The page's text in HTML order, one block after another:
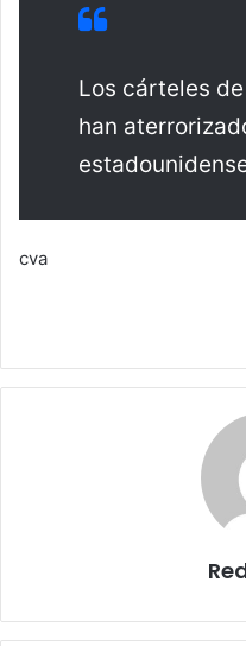
Los cárteles
han
cva